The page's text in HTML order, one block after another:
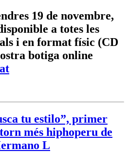
19 de novembre,
a totes les
i en format físic (CD
botiga online
tu estilo”, primer
més hiphoperu de
L